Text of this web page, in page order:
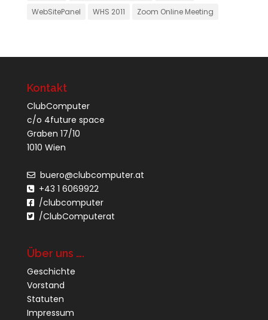
WebSitePanel
WHS 2011 Zoom Online Meeting
Kontakt
ClubComputer
c/o 4future space
Graben 17/10
1010 Wien
buero@clubcomputer.at
+43 1 6069922
/clubcomputer
/ClubComputerat
Über uns ….
Geschichte
Vorstand
Statuten
Impressum